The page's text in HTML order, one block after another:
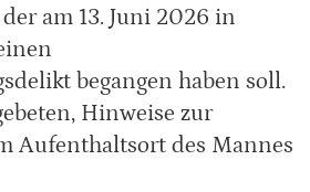
am 13. Juni 2026 in
begangen haben soll.
Hinweise zur
Aufenthaltsort des Mannes